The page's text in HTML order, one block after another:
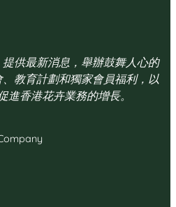
供最新消息，舉辦鼓舞人心的
教育計劃和獨家會員福利，以
進香港花卉業務的增長。